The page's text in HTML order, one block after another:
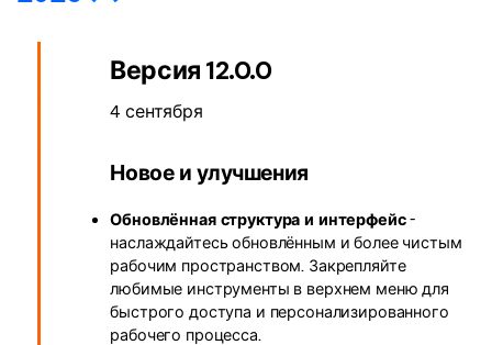
Новый PDFelement 12умнее, быстрее,
проще
От AI-функций до пакетных инструментов: новый
PDFelement делает работу с PDF еще удобнее.
Скачать бесплатно
Скрыть фрагменты PDF
Поделиться PDF
Комплексные решения
Преподавание
IT-служба
Сообщество ВКонтакте
Канал Яндекс Дзен
Версия 12.0.0
4 сентября
Новое и улучшения
Обновлённая структура и интерфейс-
наслаждайтесь обновлённым и более чистым
рабочим пространством. Закрепляйте
любимые инструменты в верхнем меню для
быстрого доступа и персонализированного
рабочего процесса.